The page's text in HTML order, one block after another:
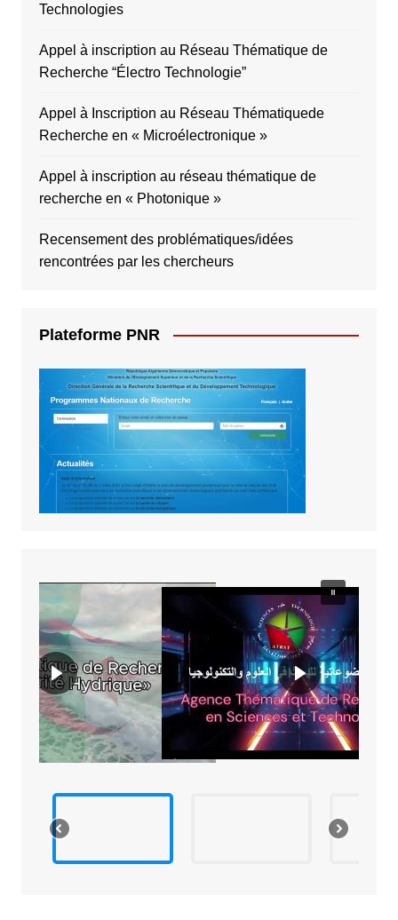
Technologies
Appel à inscription au Réseau Thématique de
Recherche “Électro Technologie”
Appel à Inscription au Réseau Thématiquede
Recherche en « Microélectronique »
Appel à inscription au réseau thématique de
recherche en « Photonique »
Recensement des problématiques/idées
rencontrées par les chercheurs
Plateforme PNR